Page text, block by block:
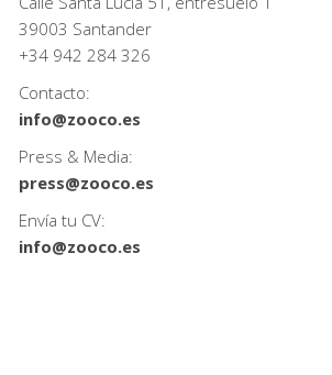
39003 Santander
+34 942 284 326
Contacto:
info@zooco.es
Press & Media:
press@zooco.es
Envía tu CV:
info@zooco.es